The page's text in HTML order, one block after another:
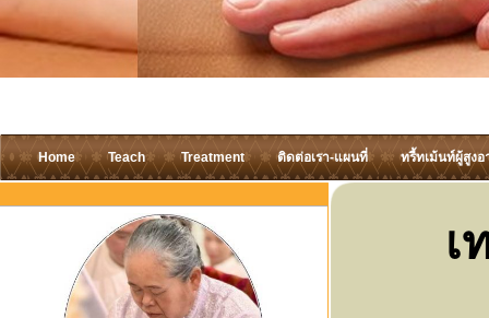
Home Teach Treatment ติดต่อเรา-แผนที่ ทรี้ทเม้นท์ผู้สูงอ
เ